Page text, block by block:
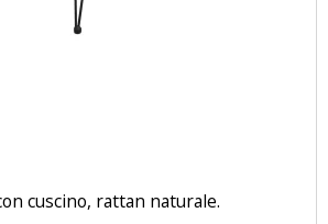
cuscino, rattan naturale.